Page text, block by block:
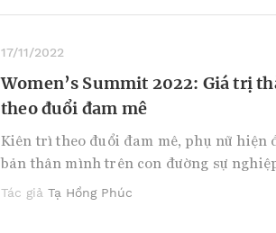
17/11/2022
Women’s Summit 2022: Giá trị
theo đuổi đam mê
Kiên trì theo đuổi đam mê, phụ nữ
bản thân mình trên con đường sự
Tác giả Tạ Hồng Phúc